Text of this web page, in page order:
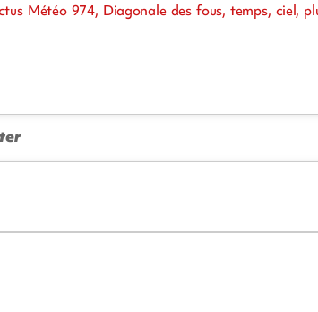
Météo 974, Diagonale des fous, temps, ciel,